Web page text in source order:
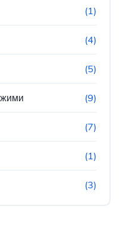
(1)
(4)
(5)
(9)
(7)
(1)
(3)